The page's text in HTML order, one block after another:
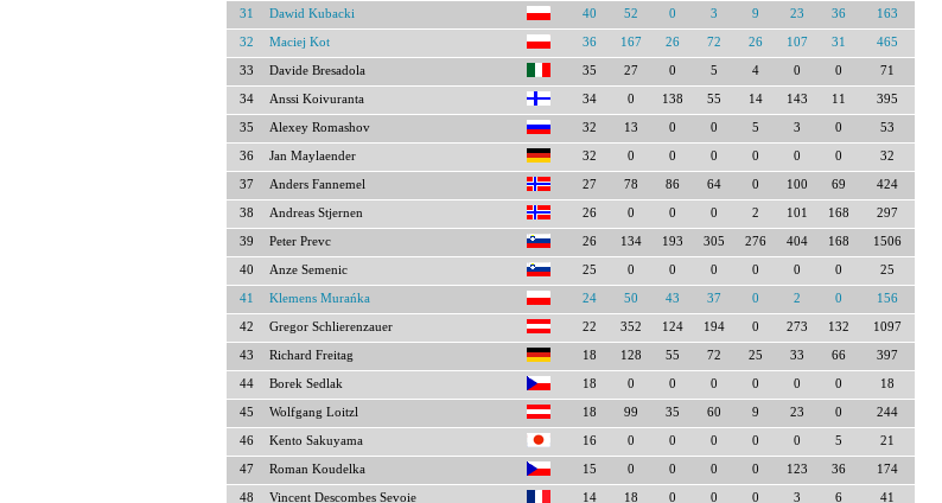
31 Dawid Kubacki 40 52 0 3 9 23 36 163
32 Maciej Kot 36 167 26 72 26 107 31 465
33 Davide Bresadola 35 27 0 5 4 0 0 71
34 Anssi Koivuranta 34 0 138 55 14 143 11 395
35 Alexey Romashov 32 13 0 0 5 3 0 53
36 Jan Maylaender 32 0 0 0 0 0 0 32
37 Anders Fannemel 27 78 86 64 0 100 69 424
38 Andreas Stjernen 26 0 0 0 2 101 168 297
39 Peter Prevc 26 134 193 305 276 404 168 1506
40 Anze Semenic 25 0 0 0 0 0 0 25
41 Klemens Murańka 24 50 43 37 0 2 0 156
42 Gregor Schlierenzauer 22 352 124 194 0 273 132 1097
43 Richard Freitag 18 128 55 72 25 33 66 397
44 Borek Sedlak 18 0 0 0 0 0 0 18
45 Wolfgang Loitzl 18 99 35 60 9 23 0 244
46 Kento Sakuyama 16 0 0 0 0 0 5 21
47 Roman Koudelka 15 0 0 0 0 123 36 174
48 Vincent Descombes Sevoie 14 18 0 0 0 3 6 41